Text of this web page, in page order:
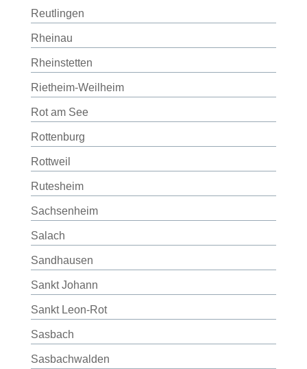
Reutlingen
Rheinau
Rheinstetten
Rietheim-Weilheim
Rot am See
Rottenburg
Rottweil
Rutesheim
Sachsenheim
Salach
Sandhausen
Sankt Johann
Sankt Leon-Rot
Sasbach
Sasbachwalden